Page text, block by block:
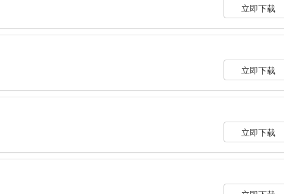
立即下载
立即下载
立即下载